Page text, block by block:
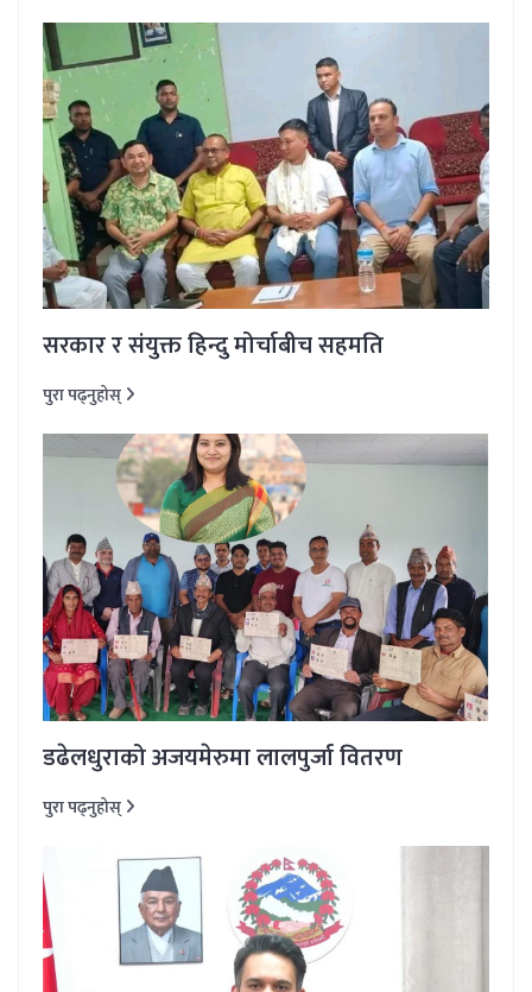
सरकार र संयुक्त हिन्दु मोर्चाबीच सहमति
पुरा पढ्नुहोस्
डढेलधुराको अजयमेरुमा लालपुर्जा वितरण
पुरा पढ्नुहोस्